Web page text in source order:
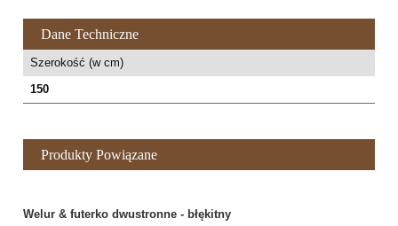
Dane Techniczne
Szerokość (w cm)
150
Produkty Powiązane
Welur & futerko dwustronne - błękitny